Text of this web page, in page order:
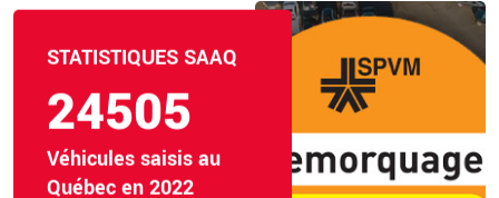
STATISTIQUES SAAQ
24505
Véhicules saisis au
Québec en 2022